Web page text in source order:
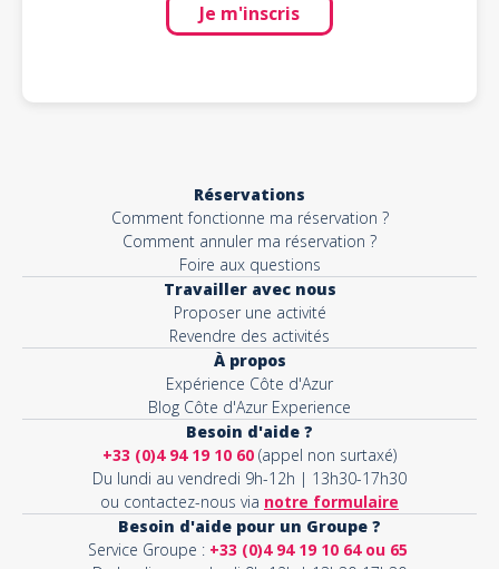
Je m'inscris
Réservations
Comment fonctionne ma réservation ?
Comment annuler ma réservation ?
Foire aux questions
Travailler avec nous
Proposer une activité
Revendre des activités
À propos
Expérience Côte d'Azur
Blog Côte d'Azur Experience
Besoin d'aide ?
+33 (0)4 94 19 10 60 (appel non surtaxé)
Du lundi au vendredi 9h-12h | 13h30-17h30
ou contactez-nous via notre formulaire
Besoin d'aide pour un Groupe ?
Service Groupe : +33 (0)4 94 19 10 64 ou 65